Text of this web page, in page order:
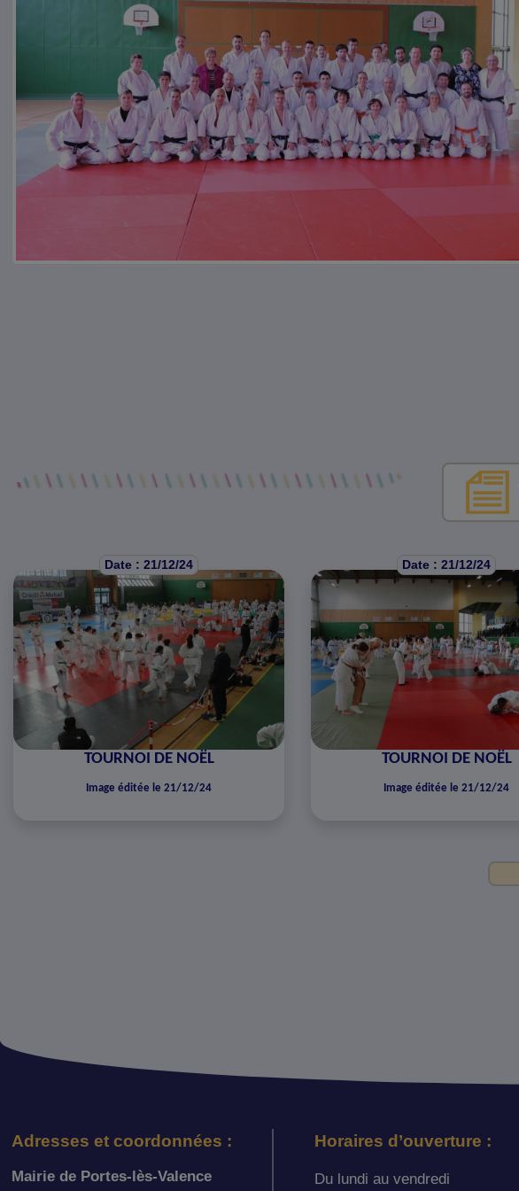
Date : 21/12/24
TOURNOI DE NOËL
Image éditée le 21/12/24
Date : 21/12/24
TOURNOI DE NOËL
Image éditée le 21/12/24
Adresses et coordonnées :
Mairie de Portes-lès-Valence
Horaires d’ouverture :
Du lundi au vendredi